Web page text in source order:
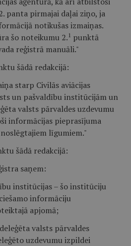
panta pirmajai daļai ziņo, ja
notikušas izmaiņas.
šo noteikumu 2. 1 punktā
reģistrā manuāli."
šādā redakcijā:
starp Civilās aviācijas
un pašvaldību institūcijām un
valsts pārvaldes uzdevumu
informācijas pieprasījuma
līgumiem."
šādā redakcijā:
saņem:
institūcijas – šo institūciju
informāciju
apjomā;
valsts pārvaldes
uzdevumu izpildei